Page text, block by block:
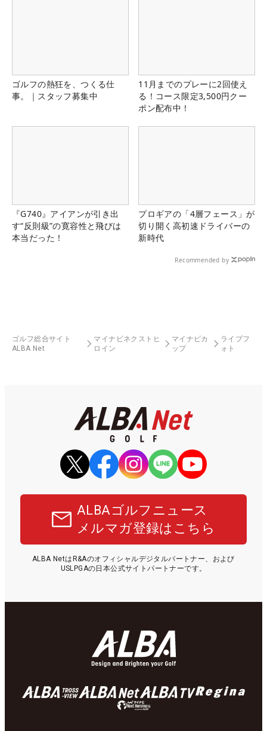
ゴルフの熱狂を、つくる仕
事。｜スタッフ募集中
11月までのプレーに2回使え
る！コース限定3,500円クー
ポン配布中！
『G740』アイアンが引き出
す“反則級”の寛容性と飛びは
本当だった！
プロギアの「4層フェース」が
切り開く高初速ドライバーの
新時代
Recommended by
ゴルフ総合サイト
ALBA Net
マイナビネクストヒ
ロイン
マイナビカ
ップ
ライブフ
ォト
ALBAゴルフニュース
メルマガ登録はこちら
ALBA NetはR&Aのオフィシャルデジタルパートナー、および
USLPGAの日本公式サイトパートナーです。